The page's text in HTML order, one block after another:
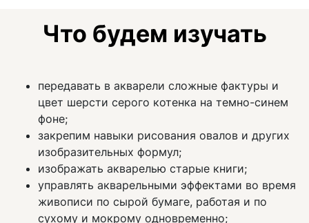
Что будем изучать
передавать в акварели сложные фактуры и
цвет шерсти серого котенка на темно-синем
фоне;
закрепим навыки рисования овалов и других
изобразительных формул;
изображать акварелью старые книги;
управлять акварельными эффектами во время
живописи по сырой бумаге, работая и по
сухому и мокрому одновременно;